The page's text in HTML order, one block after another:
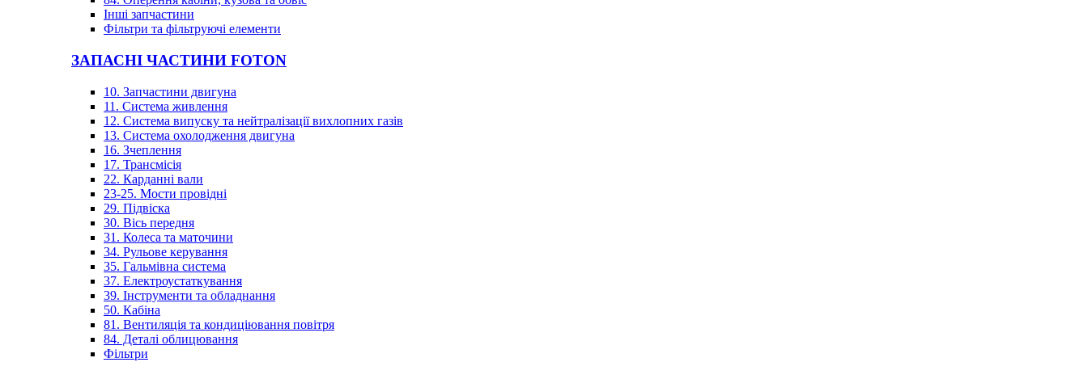
Інші запчастини
Фільтри та фільтруючі елементи
ЗАПАСНІ ЧАСТИНИ FOTON
10. Запчастини двигуна
11. Система живлення
12. Система випуску та нейтралізації вихлопних газів
13. Система охолодження двигуна
16. Зчеплення
17. Трансмісія
22. Карданні вали
23-25. Мости провідні
29. Підвіска
30. Вісь передня
31. Колеса та маточини
34. Рульове керування
35. Гальмівна система
37. Електроустаткування
39. Інструменти та обладнання
50. Кабіна
81. Вентиляція та кондиціювання повітря
84. Деталі облицювання
Фільтри